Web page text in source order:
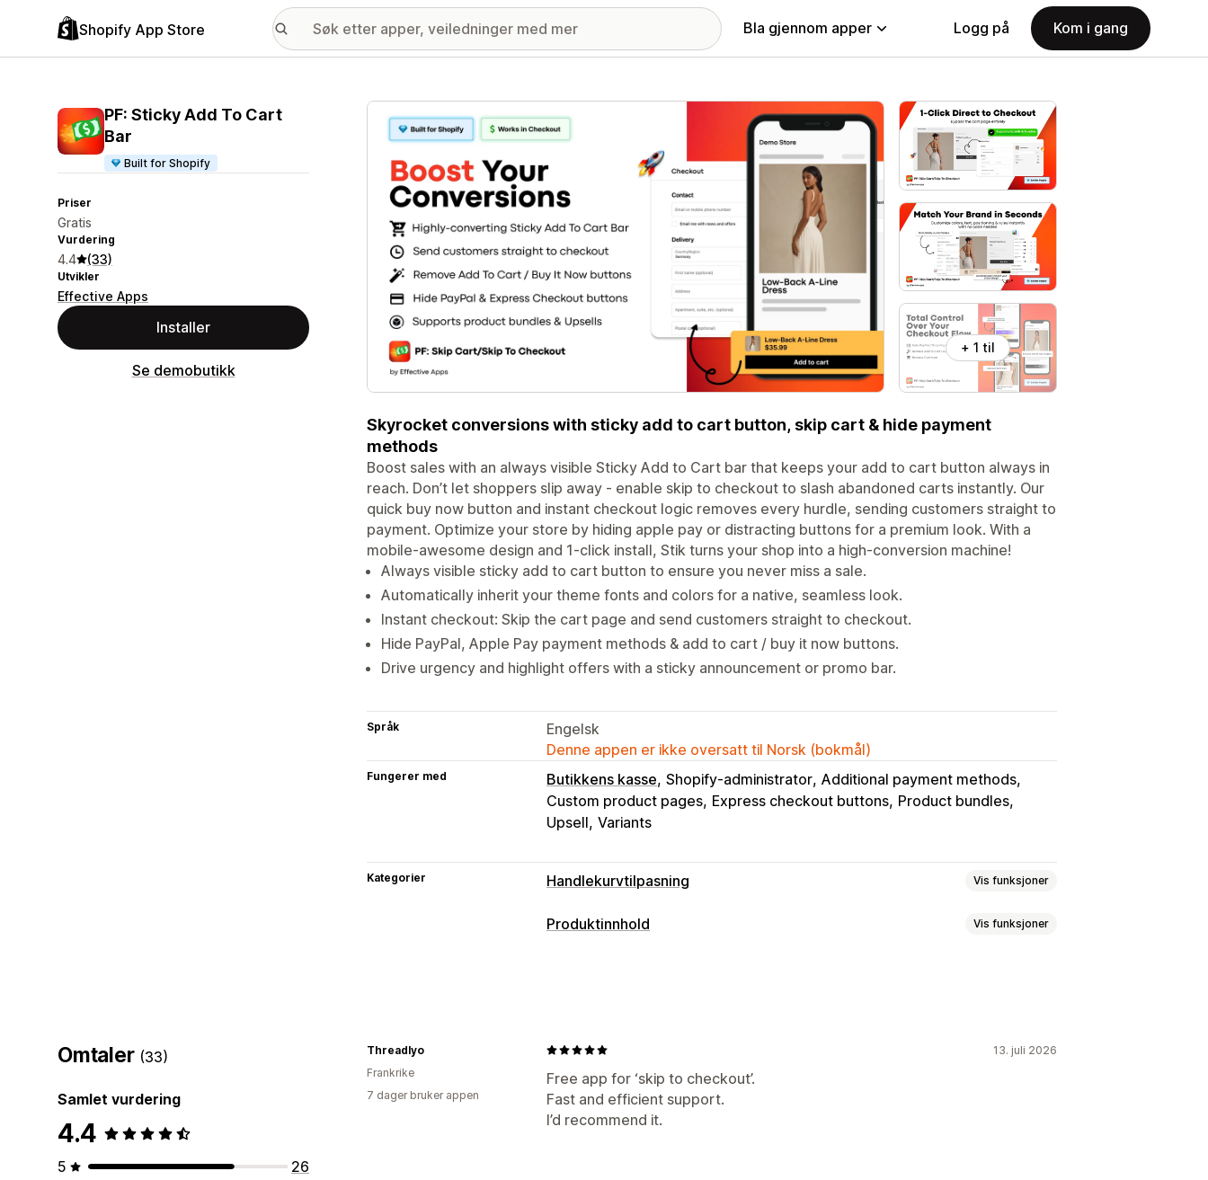
Shopify App Store Bla gjennom apper Logg på Kom i gang
PF: Sticky Add To Cart
Bar
Built for Shopify
Priser
Gratis
Vurdering
4.4 (33)
Utvikler
Effective Apps
Installer
Se demobutikk
Galleri med fremhevede bilder
+ 1 til
Skyrocket conversions with sticky add to cart button, skip cart & hide payment
methods
Boost sales with an always visible Sticky Add to Cart bar that keeps your add to cart button always in
reach. Don’t let shoppers slip away - enable skip to checkout to slash abandoned carts instantly. Our
quick buy now button and instant checkout logic removes every hurdle, sending customers straight to
payment. Optimize your store by hiding apple pay or distracting buttons for a premium look. With a
mobile-awesome design and 1-click install, Stik turns your shop into a high-conversion machine!
Always visible sticky add to cart button to ensure you never miss a sale.
Automatically inherit your theme fonts and colors for a native, seamless look.
Instant checkout: Skip the cart page and send customers straight to checkout.
Hide PayPal, Apple Pay payment methods & add to cart / buy it now buttons.
Drive urgency and highlight offers with a sticky announcement or promo bar.
Språk
Engelsk
Denne appen er ikke oversatt til Norsk (bokmål)
Fungerer med Butikkens kasse Shopify-administrator Additional payment methods
Custom product pages Express checkout buttons Product bundles
Upsell Variants
Kategorier Handlekurvtilpasning Vis funksjoner
Handlekurv-visning
Kassetilpasning
Betalingsmåteregler Skjul hurtigkasse
Produktinnhold Vis funksjoner
Tone og stil
SEO
Analyse
Omtaler (33)
Samlet vurdering
4.4
5
26
13. juli 2026
Free app for ‘skip to checkout’.
Fast and efficient support.
I’d recommend it.
Threadlyo
Frankrike
7 dager bruker appen